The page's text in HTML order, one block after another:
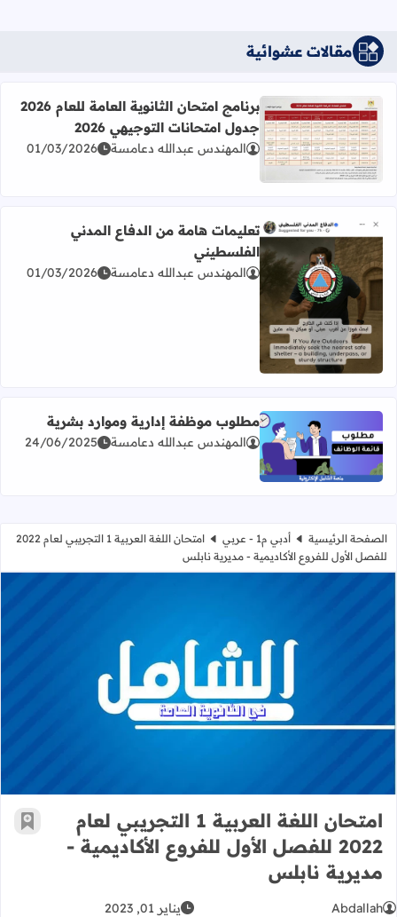
مقالات عشوائية
اقرأ المزيد عن برنامج امتحان الثانوية العامة للعام 2026 جدول امتحانات التوجيهي 2026
برنامج امتحان الثانوية العامة للعام 2026
جدول امتحانات التوجيهي 2026
المهندس عبدالله دعامسة 01/03/2026
اقرأ المزيد عن تعليمات هامة من الدفاع المدني الفلسطيني
تعليمات هامة من الدفاع المدني
الفلسطيني
المهندس عبدالله دعامسة 01/03/2026
اقرأ المزيد عن مطلوب موظفة إدارية وموارد بشرية
مطلوب موظفة إدارية وموارد بشرية
المهندس عبدالله دعامسة 24/06/2025
الصفحة الرئيسية أدبي م1 - عربي
امتحان اللغة العربية 1 التجريبي لعام 2022
للفصل الأول للفروع الأكاديمية - مديرية نابلس
امتحان اللغة العربية 1 التجريبي لعام 2022 للفصل الأول للفروع الأكاديمية - مديرية نابلس
امتحان اللغة العربية 1 التجريبي لعام
2022 للفصل الأول للفروع الأكاديمية -
مديرية نابلس
أضف
Abdallah
يناير 01, 2023